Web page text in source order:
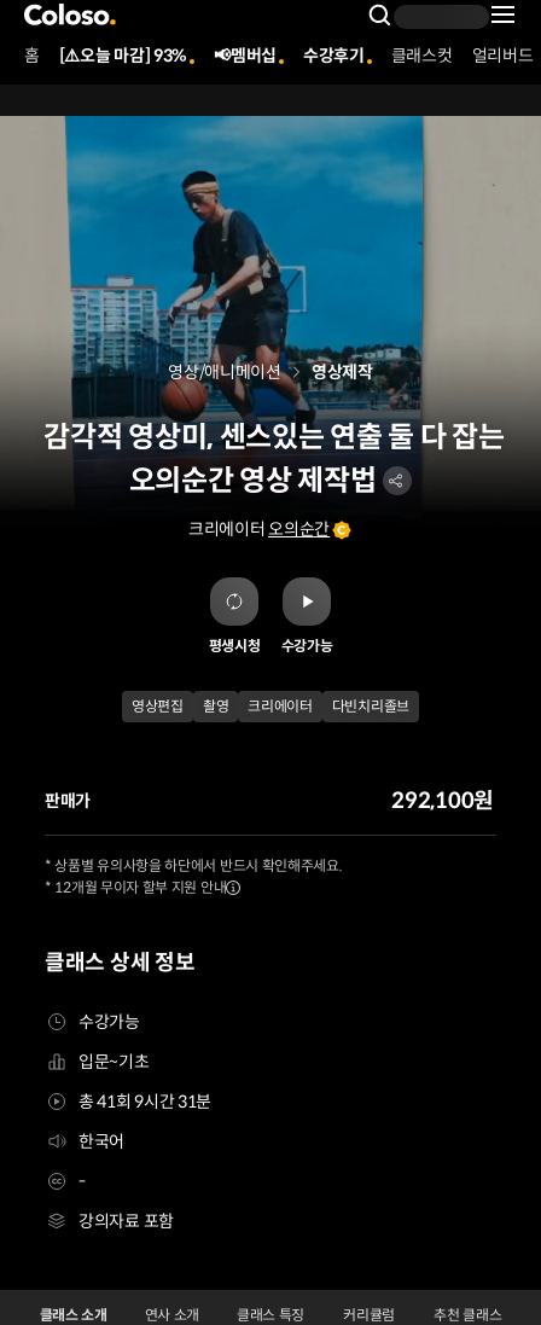
콜로소
Search
Coloso Menu
홈 [⚠️오늘 마감] 93% 📢멤버십 수강후기 클래스컷 얼리버드
감각적 영상미, 센스있는 연출 둘 다 잡는
오의순간 영상 제작법
크리에이터 오의순간
영상/애니메이션 영상제작
평생시청 수강가능
영상편집 촬영 크리에이터 다빈치리졸브
클래스 상세 정보
수강가능
입문~기초
총 41회 9시간 31분
한국어
-
강의자료 포함
판매가 292,100원
* 상품별 유의사항을 하단에서 반드시 확인해주세요.
* 12개월 무이자 할부 지원 안내
크리에이터 오의순간Details
Configuration Information Shortcuts
클래스 소개 연사 소개 클래스 특징 커리큘럼 추천 클래스